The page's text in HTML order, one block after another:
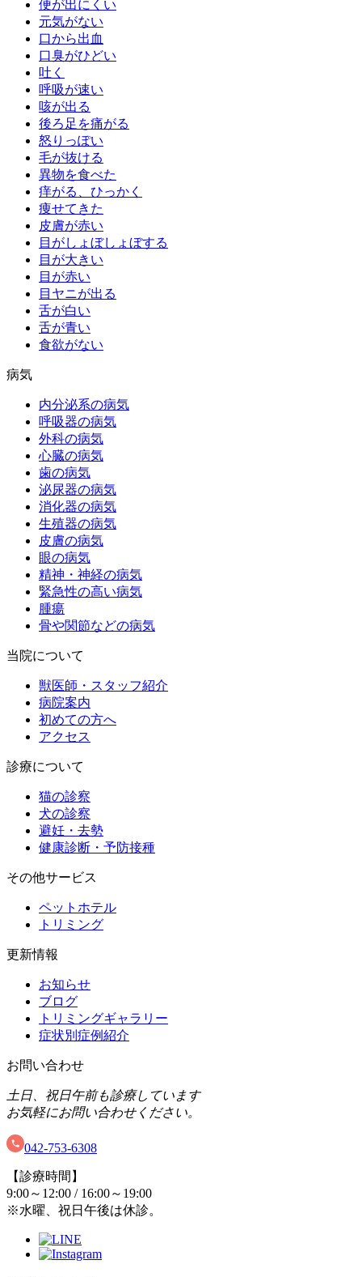
便が出にくい
元気がない
口から出血
口臭がひどい
吐く
呼吸が速い
咳が出る
後ろ足を痛がる
怒りっぽい
毛が抜ける
異物を食べた
痒がる、ひっかく
痩せてきた
皮膚が赤い
目がしょぼしょぼする
目が大きい
目が赤い
目ヤニが出る
舌が白い
舌が青い
食欲がない
病気
内分泌系の病気
呼吸器の病気
外科の病気
心臓の病気
歯の病気
泌尿器の病気
消化器の病気
生殖器の病気
皮膚の病気
眼の病気
精神・神経の病気
緊急性の高い病気
腫瘍
骨や関節などの病気
当院について
獣医師・スタッフ紹介
病院案内
初めての方へ
アクセス
診療について
猫の診察
犬の診察
避妊・去勢
健康診断・予防接種
その他サービス
ペットホテル
トリミング
更新情報
お知らせ
ブログ
トリミングギャラリー
症状別症例紹介
お問い合わせ
土日、祝日午前も診療しています
お気軽にお問い合わせください。
042-753-6308
【診療時間】
9:00～12:00 / 16:00～19:00
※水曜、祝日午後は休診。